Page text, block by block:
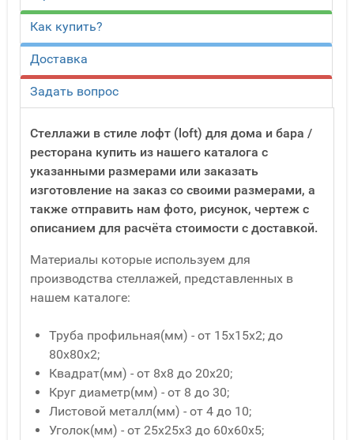
Как купить?
Доставка
Задать вопрос
Стеллажи в стиле лофт (loft) для дома и бара /
ресторана купить из нашего каталога с
указанными размерами или заказать
изготовление на заказ со своими размерами, а
также отправить нам фото, рисунок, чертеж с
описанием для расчёта стоимости с доставкой.
Материалы которые используем для
производства стеллажей, представленных в
нашем каталоге:
Труба профильная(мм) - от 15x15x2; до
80x80x2;
Квадрат(мм) - от 8x8 до 20x20;
Круг диаметр(мм) - от 8 до 30;
Листовой металл(мм) - от 4 до 10;
Уголок(мм) - от 25x25x3 до 60x60x5;